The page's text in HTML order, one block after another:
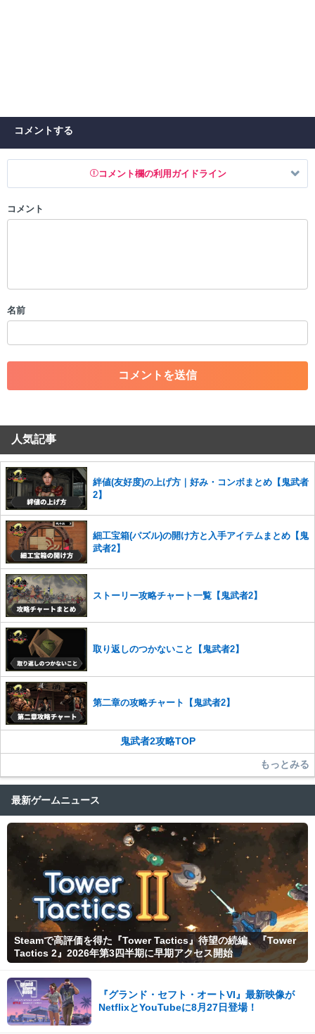
コメントする
コメント欄の利用ガイドライン
以下の書き込みを禁止とし、場合によってはコメント削除や書き込み制
・一度削除された投稿を再び投稿すること
・アカウントの売買など金銭が絡む内容の投稿
・各ゲームのネタバレを含む内容の投稿
・その他、管理者が不適切と判断した投稿
コメントの削除を申請する
せていただきます。ご了承ください。
※一度削除したコメントは復元ができませんのでご注意くだ
さい。
また、過度な利用規約の違反や、弊社に損害の及ぶ内容の書き込みがあ
った場合は、法的措置をとらせていただく場合もございますので、あら
かじめご理解くださいませ。
コメント
名前
人気記事
絆値(友好度)の上げ方｜好み・コンボまとめ【鬼武者
2】
細工宝箱(パズル)の開け方と入手アイテムまとめ【鬼
武者2】
ストーリー攻略チャート一覧【鬼武者2】
取り返しのつかないこと【鬼武者2】
第二章の攻略チャート【鬼武者2】
鬼武者2攻略TOP
もっとみる
最新ゲームニュース
Steamで高評価を得た『Tower Tactics』待望の続編、『Tower
Tactics 2』2026年第3四半期に早期アクセス開始
『グランド・セフト・オートVI』最新映像が
NetflixとYouTubeに8月27日登場！